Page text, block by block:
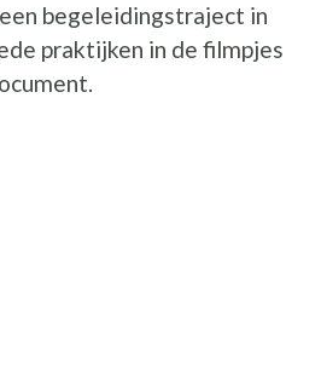
begeleidingstraject in
praktijken in de filmpjes